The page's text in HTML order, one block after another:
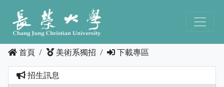
首頁 美術系獨招 下載專區
招生訊息